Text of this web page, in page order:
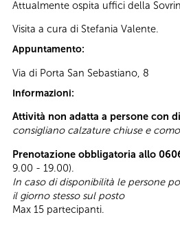
Attualmente ospita uffici della
Visita a cura di Stefania Valente.
Appuntamento:
Via di Porta San Sebastiano, 8
Informazioni:
Attività non adatta a persone con
consigliano calzature chiuse e
Prenotazione obbligatoria allo
9.00 - 19.00).
In caso di disponibilità le persone
il giorno stesso sul posto
Max 15 partecipanti.